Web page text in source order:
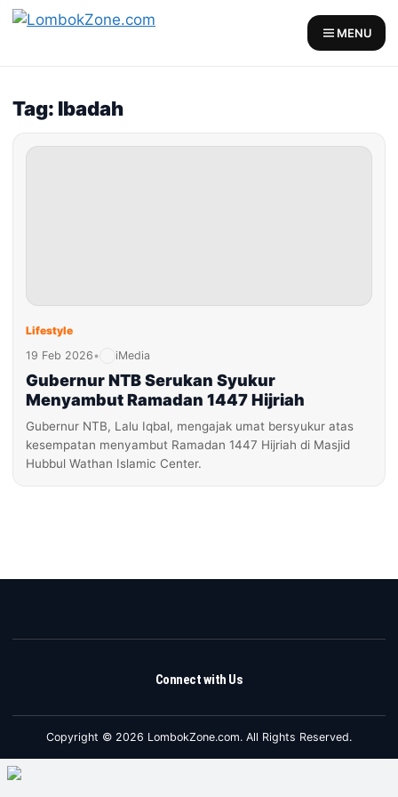
MENU
Tag: Ibadah
Lifestyle
19 Feb 2026• iMedia
Gubernur NTB Serukan Syukur
Menyambut Ramadan 1447 Hijriah
Gubernur NTB, Lalu Iqbal, mengajak umat bersyukur atas
kesempatan menyambut Ramadan 1447 Hijriah di Masjid
Hubbul Wathan Islamic Center.
Connect with Us
Copyright © 2026 LombokZone.com. All Rights Reserved.